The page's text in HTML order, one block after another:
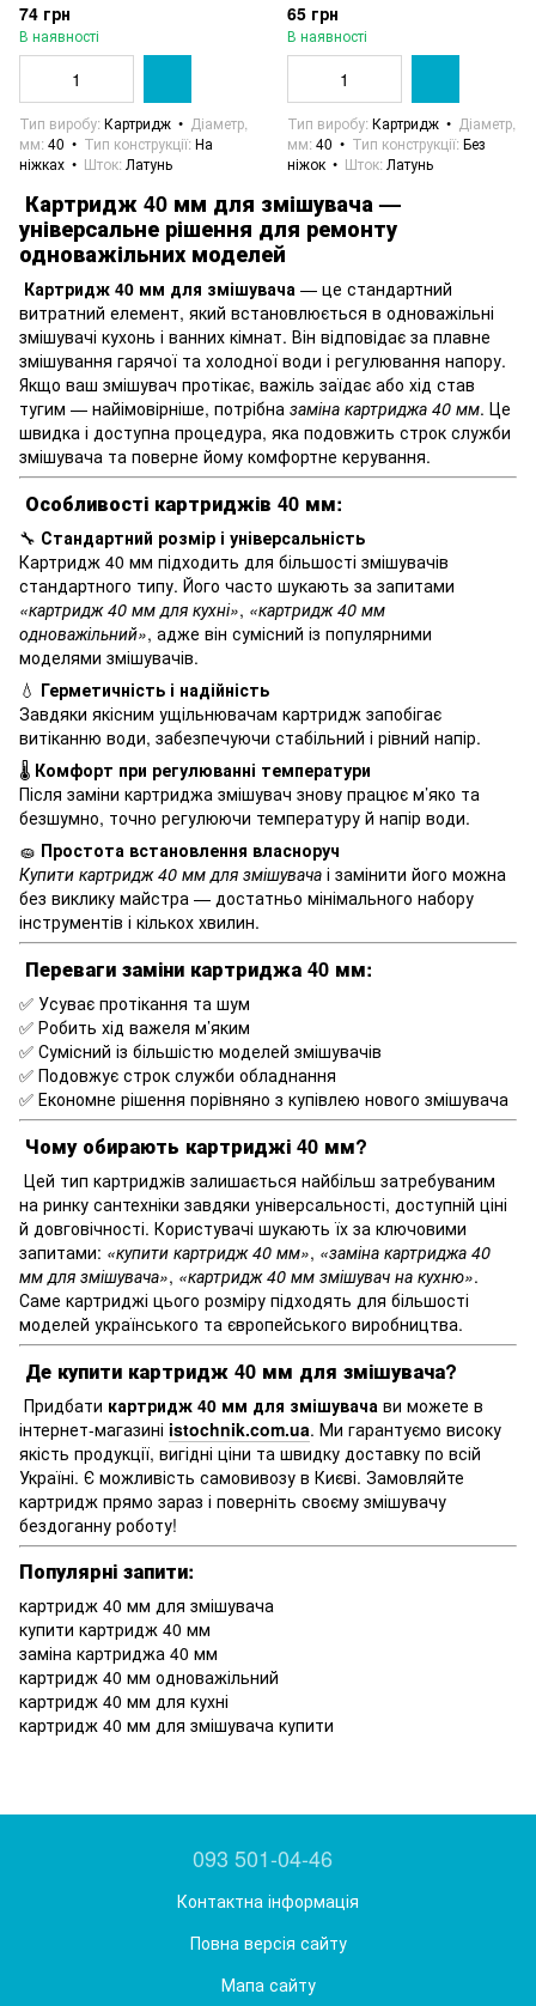
74 грн
В наявності
Тип виробу Картридж
Діаметр,
мм 40 Тип конструкції На
ніжках
Шток Латунь
65 грн
В наявності
Тип виробу Картридж
Діаметр,
мм 40 Тип конструкції Без
ніжок
Шток Латунь
Картридж 40 мм для змішувача —
універсальне рішення для ремонту
одноважільних моделей
Картридж 40 мм для змішувача — це стандартний
витратний елемент, який встановлюється в одноважільні
змішувачі кухонь і ванних кімнат. Він відповідає за плавне
змішування гарячої та холодної води і регулювання напору.
Якщо ваш змішувач протікає, важіль заїдає або хід став
тугим — найімовірніше, потрібна заміна картриджа 40 мм. Це
швидка і доступна процедура, яка подовжить строк служби
змішувача та поверне йому комфортне керування.
Особливості картриджів 40 мм:
🔧 Стандартний розмір і універсальність
Картридж 40 мм підходить для більшості змішувачів
стандартного типу. Його часто шукають за запитами
«картридж 40 мм для кухні», «картридж 40 мм
одноважільний», адже він сумісний із популярними
моделями змішувачів.
💧 Герметичність і надійність
Завдяки якісним ущільнювачам картридж запобігає
витіканню води, забезпечуючи стабільний і рівний напір.
🌡️ Комфорт при регулюванні температури
Після заміни картриджа змішувач знову працює м’яко та
безшумно, точно регулюючи температуру й напір води.
🧽 Простота встановлення власноруч
Купити картридж 40 мм для змішувача і замінити його можна
без виклику майстра — достатньо мінімального набору
інструментів і кількох хвилин.
Переваги заміни картриджа 40 мм:
✅ Усуває протікання та шум
✅ Робить хід важеля м’яким
✅ Сумісний із більшістю моделей змішувачів
✅ Подовжує строк служби обладнання
✅ Економне рішення порівняно з купівлею нового змішувача
Чому обирають картриджі 40 мм?
Цей тип картриджів залишається найбільш затребуваним
на ринку сантехніки завдяки універсальності, доступній ціні
й довговічності. Користувачі шукають їх за ключовими
запитами: «купити картридж 40 мм», «заміна картриджа 40
мм для змішувача», «картридж 40 мм змішувач на кухню».
Саме картриджі цього розміру підходять для більшості
моделей українського та європейського виробництва.
Де купити картридж 40 мм для змішувача?
Придбати картридж 40 мм для змішувача ви можете в
інтернет-магазині istochnik.com.ua. Ми гарантуємо високу
якість продукції, вигідні ціни та швидку доставку по всій
Україні. Є можливість самовивозу в Києві. Замовляйте
картридж прямо зараз і поверніть своєму змішувачу
бездоганну роботу!
Популярні запити:
картридж 40 мм для змішувача
купити картридж 40 мм
заміна картриджа 40 мм
картридж 40 мм одноважільний
картридж 40 мм для кухні
картридж 40 мм для змішувача купити
093 501-04-46
Контактна інформація
Повна версія сайту
Мапа сайту